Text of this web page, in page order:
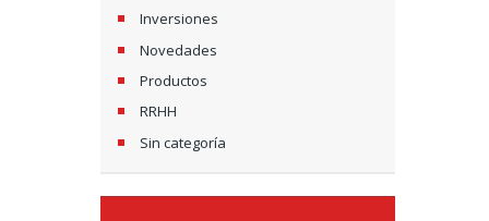
Inversiones
Novedades
Productos
RRHH
Sin categoría